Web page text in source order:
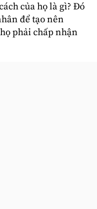
của họ là gì? Đó
để tạo nên
phải chấp nhận